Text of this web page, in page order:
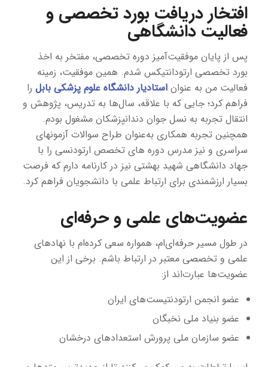
افتخار دریافت بورد تخصصی و
فعالیت دانشگاهی
پس از پایان موفقیت‌آمیز دوره تخصصی، مفتخر به اخذ
بورد تخصصی ارتودانتیکس شدم. همین موفقیت، زمینه
فعالیت من به عنوان استادیار دانشگاه علوم پزشکی بابلرا
فراهم کرد؛ جایی که با علاقه، سال‌ها به تدریس، پژوهش و
انتقال تجربه به نسل جوان دندانپزشکان مشغول بودم.
همچنین تجربه همکاری به‌عنوان طراح سوالات آزمونهای
سراسری و نیز مدرس دوره های تخصص ارتودنسی را با
جهاد دانشگاهی شهید بهشتی نیز در کارنامه دارم که فرصت
بسیار ارزشمندی برای ارتباط علمی با دانشجویان فراهم کرد.
عضویت‌های علمی و حرفه‌ای
در طول مسیر حرفه‌ای‌ام، همواره سعی کرده‌ام با نهادهای
علمی و تخصصی معتبر در ارتباط باشم. برخی از این
عضویت‌ها عبارت‌اند از:
عضو انجمن ارتودنتیست‌های ایران
عضو بنیاد ملی نخبگان
عضو سازمان ملی پرورش استعدادهای درخشان